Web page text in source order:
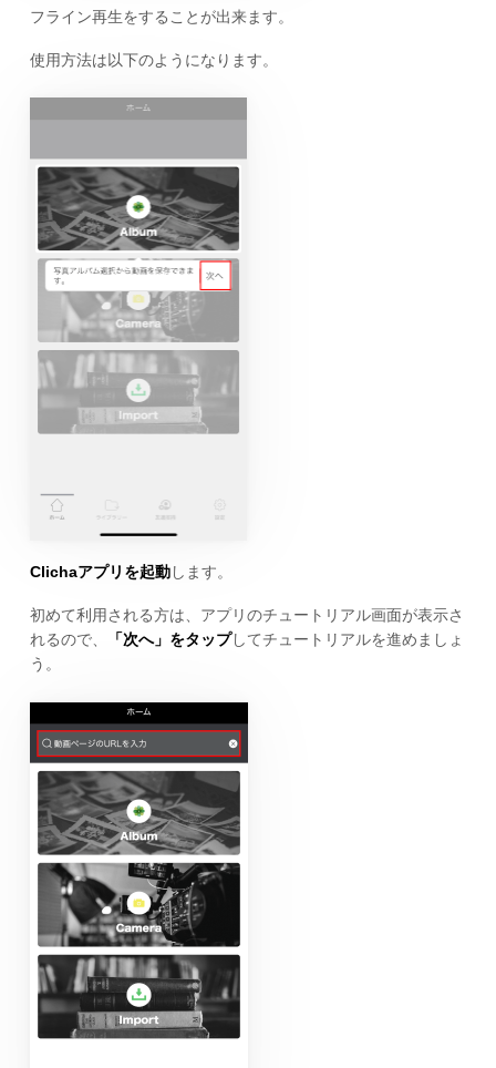
フライン再生をすることが出来ます。
使用方法は以下のようになります。
Clichaアプリを起動します。
初めて利用される方は、アプリのチュートリアル画面が表示さ
れるので、
「次へ」をタップしてチュートリアルを進めましょ
う。